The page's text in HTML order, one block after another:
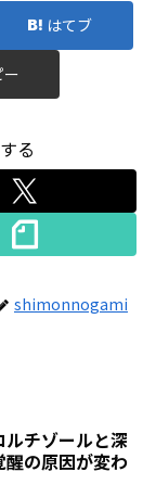
はてブ
ー
る
shimonnogami
チゾールと深
の原因が変わ